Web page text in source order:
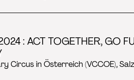
: ACT TOGETHER, GO
Circus in Österreich (VCCOE),